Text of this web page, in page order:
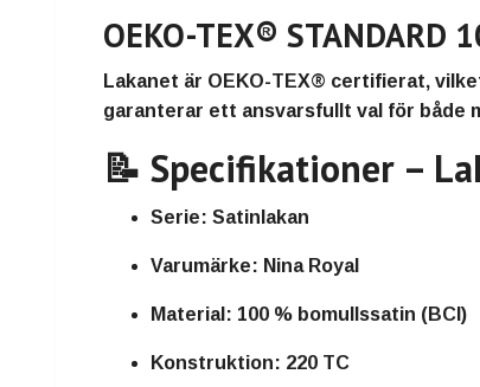
OEKO-TEX®
Lakanet är OEKO-TEX® certifierat,
garanterar ett ansvarsfullt val för både
📝 Specifikationer –
Serie: Satinlakan
Varumärke: Nina Royal
Material: 100 % bomullssatin (BCI)
Konstruktion: 220 TC